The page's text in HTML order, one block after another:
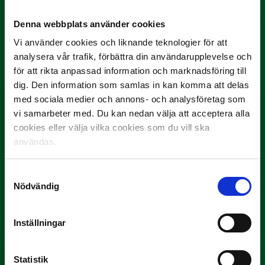
Denna webbplats använder cookies
Vi använder cookies och liknande teknologier för att
analysera vår trafik, förbättra din användarupplevelse och
för att rikta anpassad information och marknadsföring till
dig. Den information som samlas in kan komma att delas
med sociala medier och annons- och analysföretag som
vi samarbeter med. Du kan nedan välja att acceptera alla
cookies eller välja vilka cookies som du vill ska
användas.
Nödvändig
Inställningar
Statistik
varsin poäng.
Dubbla Landskrona-priser när juni
"Vilken…